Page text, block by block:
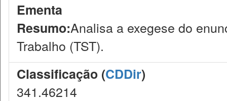
Ementa
Resumo:Analisa a exegese do
Trabalho (TST).
Classificação (CDDir)
341.46214